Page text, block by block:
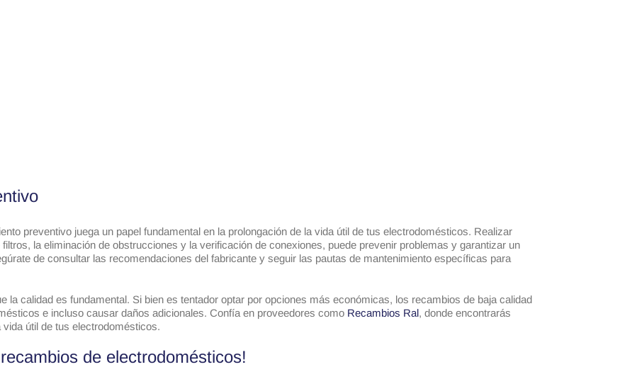
preventivo juega un papel fundamental en la prolongación de la vida útil de tus electrodomésticos. Realizar
la eliminación de obstrucciones y la verificación de conexiones, puede prevenir problemas y garantizar un
de consultar las recomendaciones del fabricante y seguir las pautas de mantenimiento específicas para
la calidad es fundamental. Si bien es tentador optar por opciones más económicas, los recambios de baja calidad
e incluso causar daños adicionales. Confía en proveedores como Recambios Ral, donde encontrarás
útil de tus electrodomésticos.
de electrodomésticos!